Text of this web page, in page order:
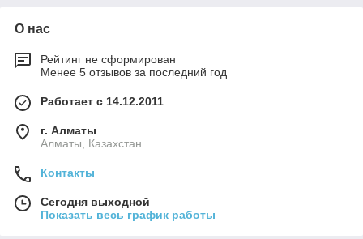
О нас
Рейтинг не сформирован
Менее 5 отзывов за последний год
Работает с 14.12.2011
г. Алматы
Алматы, Казахстан
Контакты
Сегодня выходной
Показать весь график работы